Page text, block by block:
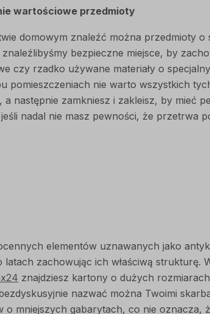
wartościowe przedmioty
domowym znaleźć można przedmioty
bezpieczne miejsce, by
czy rzadko używane materiały o
pomieszczeniach nie warto wszystkich
następnie zamkniesz i zakleisz, by
nadal nie masz pewności, że przetrwa
elementów uznawanych jako
zachowując ich właściwą strukturę.
znajdziesz kartony o dużych
nazwać można Twoimi
mniejszych gabarytach, co nie oznacza,